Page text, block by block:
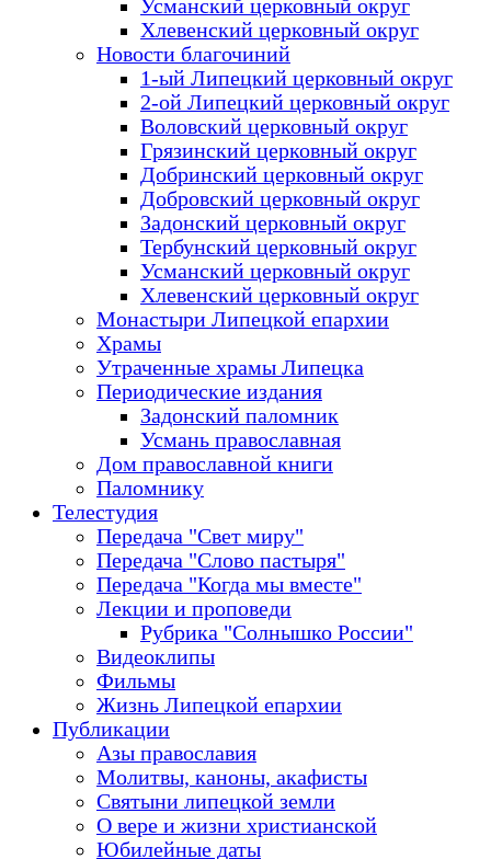
Усманский церковный округ
Хлевенский церковный округ
Новости благочиний
1-ый Липецкий церковный округ
2-ой Липецкий церковный округ
Воловский церковный округ
Грязинский церковный округ
Добринский церковный округ
Добровский церковный округ
Задонский церковный округ
Тербунский церковный округ
Усманский церковный округ
Хлевенский церковный округ
Монастыри Липецкой епархии
Храмы
Утраченные храмы Липецка
Периодические издания
Задонский паломник
Усмань православная
Дом православной книги
Паломнику
Телестудия
Передача "Свет миру"
Передача "Слово пастыря"
Передача "Когда мы вместе"
Лекции и проповеди
Рубрика "Солнышко России"
Видеоклипы
Фильмы
Жизнь Липецкой епархии
Публикации
Азы православия
Молитвы, каноны, акафисты
Святыни липецкой земли
О вере и жизни христианской
Юбилейные даты